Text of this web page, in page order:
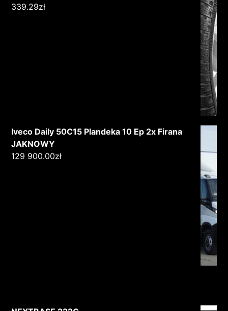
339.29zł
Iveco Daily 50C15 Plandeka 10 Ep 2x Firana
JAKNOWY
129 900.00zł